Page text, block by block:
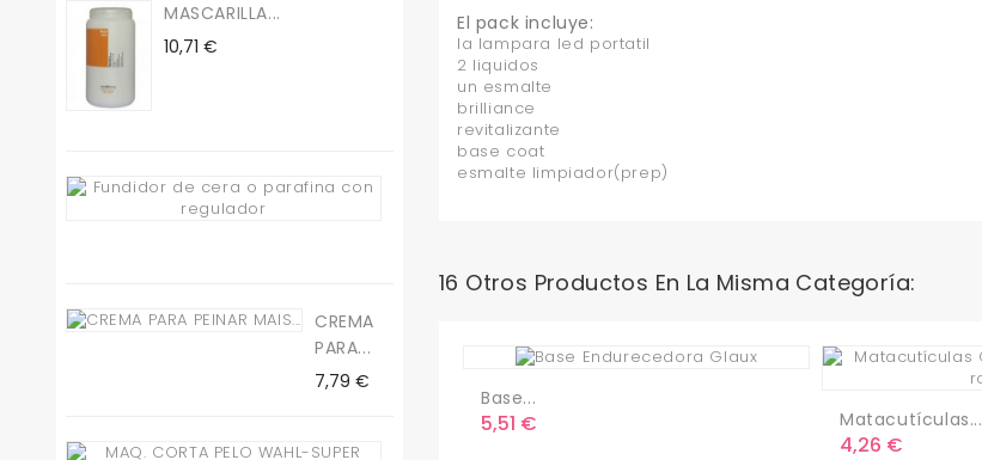
MASCARILLA...
Precio
10,71 €
CREMA
PARA...
Precio
7,79 €
El pack incluye:
la lampara led portatil
2 liquidos
un esmalte
brilliance
revitalizante
base coat
esmalte limpiador(prep)
16 Otros Productos En La Misma Categoría:
Base...
Precio
5,51 € Matacutículas...
Precio
4,26 €